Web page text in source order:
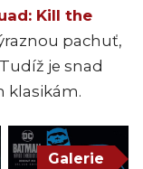
Kill the
pachuť,
je snad
klasikám.
Galerie